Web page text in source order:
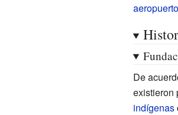
De
existieron
indígenas